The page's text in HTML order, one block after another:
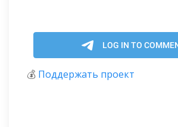
💰 Поддержать проект